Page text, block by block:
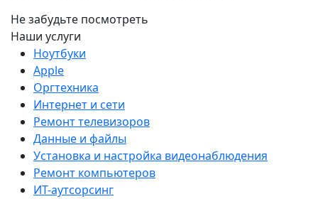
Не забудьте посмотреть
Наши услуги
Ноутбуки
Apple
Оргтехника
Интернет и сети
Ремонт телевизоров
Данные и файлы
Установка и настройка видеонаблюдения
Ремонт компьютеров
ИТ-аутсорсинг